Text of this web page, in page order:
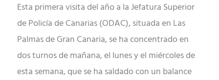
Esta primera visita del año a la Jefatura Superior
de Policía de Canarias (ODAC), situada en Las
Palmas de Gran Canaria, se ha concentrado en
dos turnos de mañana, el lunes y el miércoles de
esta semana, que se ha saldado con un balance